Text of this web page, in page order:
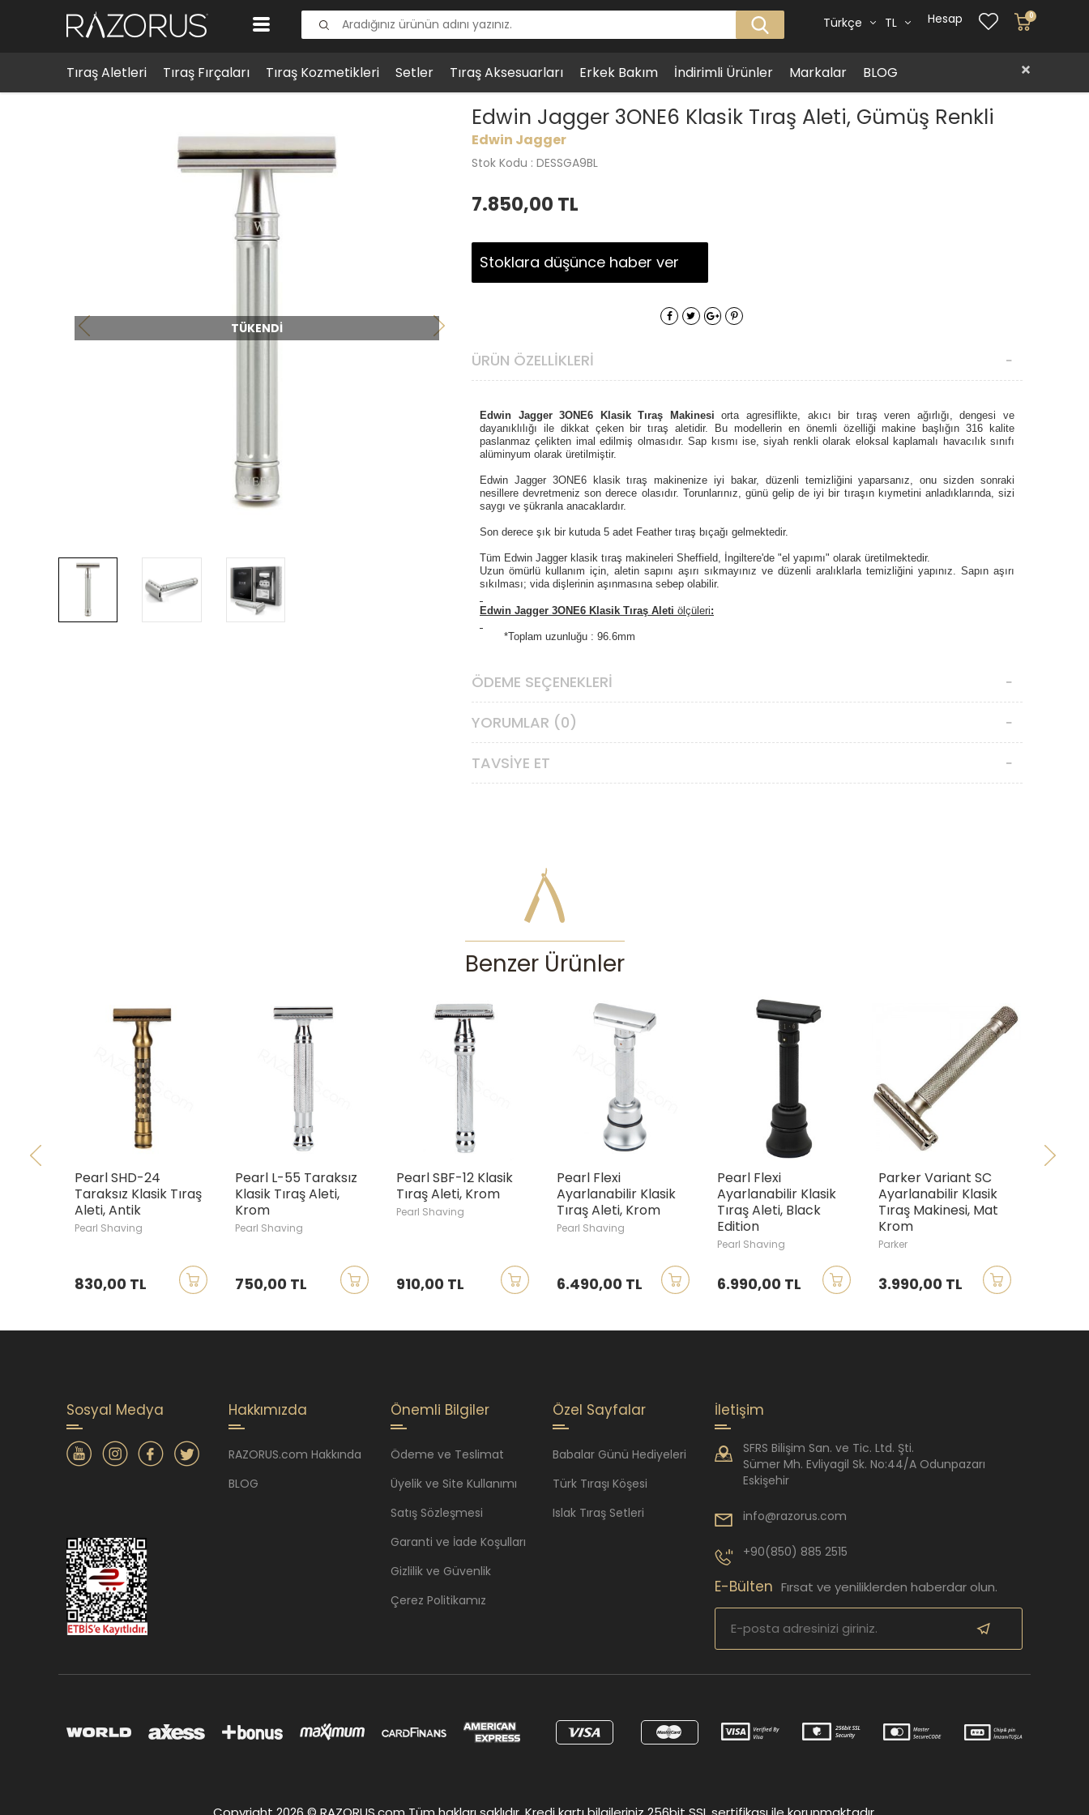
Tıraş Aletleri Tıraş Fırçaları Tıraş Kozmetikleri Setler Tıraş Aksesuarları Erkek Bakım İndirimli Ürünler Markalar BLOG
0
Hesap
TL
Türkçe
Tıraş Aletleri Klasik Tıraş Aletleri Edwin Jagger 3ONE6 Klasik Tıraş Aleti, Gümüş Renkli
TÜKENDI
Edwin Jagger 3ONE6 Klasik Tıraş Aleti, Gümüş Renkli
Edwin Jagger
Stok Kodu : DESSGA9BL
7.850,00 TL
Stoklara düşünce haber ver
ÜRÜN ÖZELLIKLERI
Edwin Jagger 3ONE6 Klasik Tıraş Makinesiorta agresiflikte, akıcı bir tıraş veren ağırlığı, dengesi ve
dayanıklılığı ile dikkat çeken bir tıraş aletidir. Bu modellerin en önemli özelliği makine başlığın 316 kalite
paslanmaz çelikten imal edilmiş olmasıdır.Sap kısmı ise, siyah renkli olarak eloksal kaplamalı havacılık sınıfı
alüminyum olarak üretilmiştir.
Edwin Jagger 3ONE6 klasik tıraş makinenize iyi bakar, düzenli temizliğini yaparsanız, onu sizden sonraki
nesillere devretmeniz son derece olasıdır. Torunlarınız, günü gelip de iyi bir tıraşın kıymetini anladıklarında, sizi
saygı ve şükranla anacaklardır.
Son derece şık bir kutuda 5 adet Feather tıraş bıçağı gelmektedir.
Tüm Edwin Jagger klasik tıraş makineleri Sheffield, İngiltere'de "el yapımı" olarak üretilmektedir.
Uzun ömürlü kullanım için, aletin sapını aşırı sıkmayınız ve düzenli aralıklarla temizliğini yapınız. Sapın aşırı
sıkılması; vida dişlerinin aşınmasına sebep olabilir.
Edwin Jagger 3ONE6 Klasik Tıraş Aleti ölçüleri:
*Toplam uzunluğu : 96.6mm
Ürün Özellikleri
Başlık Türü
Koruma Barı
Agresiflik Düzeyi
: Orta Agresif
ÖDEME SEÇENEKLERI
YORUMLAR (0)
TAVSIYE ET
Benzer Ürünler
Pearl SHD-24
Taraksız Klasik Tıraş
Aleti, Antik
Pearl Shaving
830,00 TL
Pearl L-55 Taraksız
Klasik Tıraş Aleti,
Krom
Pearl Shaving
750,00 TL
Pearl SBF-12 Klasik
Tıraş Aleti, Krom
Pearl Shaving
910,00 TL
Pearl Flexi
Ayarlanabilir Klasik
Tıraş Aleti, Krom
Pearl Shaving
6.490,00 TL
Pearl Flexi
Ayarlanabilir Klasik
Tıraş Aleti, Black
Edition
Pearl Shaving
6.990,00 TL
Parker Variant SC
Ayarlanabilir Klasik
Tıraş Makinesi, Mat
Krom
Parker
3.990,00 TL
Sosyal Medya Hakkımızda
RAZORUS.com Hakkında
BLOG
Önemli Bilgiler
Ödeme ve Teslimat
Üyelik ve Site Kullanımı
Satış Sözleşmesi
Garanti ve İade Koşulları
Gizlilik ve Güvenlik
Çerez Politikamız
Özel Sayfalar
Babalar Günü Hediyeleri
Türk Tıraşı Köşesi
Islak Tıraş Setleri
İletişim
SFRS Bilişim San. ve Tic. Ltd. Şti.
Sümer Mh. Evliyagil Sk. No:44/A Odunpazarı
Eskişehir
info@razorus.com
+90(850) 885 2515
E-Bülten Fırsat ve yeniliklerden haberdar olun.